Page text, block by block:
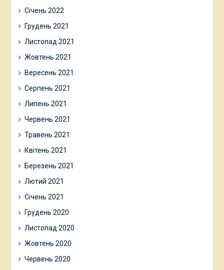
Січень 2022
Грудень 2021
Листопад 2021
Жовтень 2021
Вересень 2021
Серпень 2021
Липень 2021
Червень 2021
Травень 2021
Квітень 2021
Березень 2021
Лютий 2021
Січень 2021
Грудень 2020
Листопад 2020
Жовтень 2020
Червень 2020